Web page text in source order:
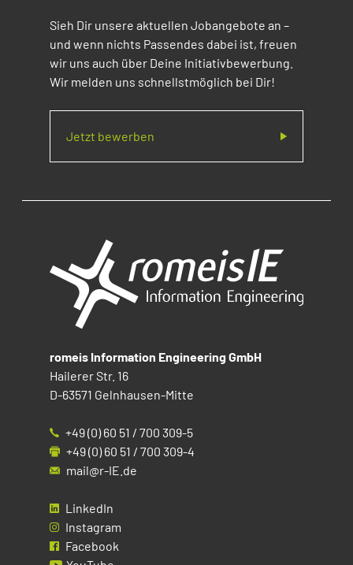
Sieh Dir unsere aktuellen Jobangebote an –
und wenn nichts Passendes dabei ist, freuen
wir uns auch über Deine Initiativbewerbung.
Wir melden uns schnellstmöglich bei Dir!
Jetzt bewerben
romeis Information Engineering GmbH
Hailerer Str. 16
D-63571 Gelnhausen-Mitte
+49 (0) 60 51 / 700 309-5
+49 (0) 60 51 / 700 309-4
mail@r-IE.de
LinkedIn
Instagram
Facebook